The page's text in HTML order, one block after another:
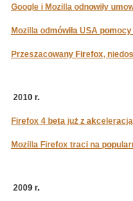
Google i Mozilla odnowiły
Mozilla odmówiła USA
Przeszacowany Firefox,
2010 r.
Firefox 4 beta już z
Mozilla Firefox traci na
2009 r.